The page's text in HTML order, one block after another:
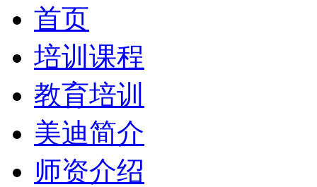
首页
培训课程
教育培训
美迪简介
师资介绍